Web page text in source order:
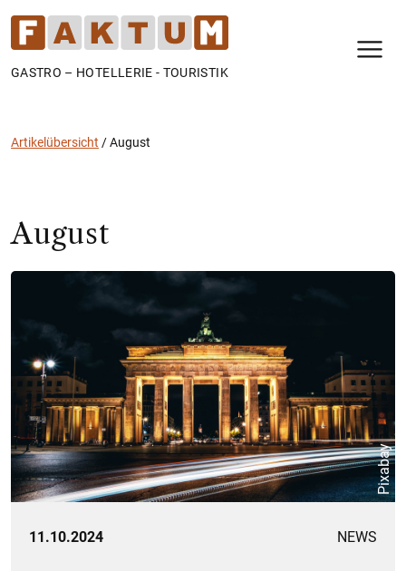
GASTRO – HOTELLERIE - TOURISTIK
Artikelübersicht /August
August
Pixabay
11.10.2024 NEWS